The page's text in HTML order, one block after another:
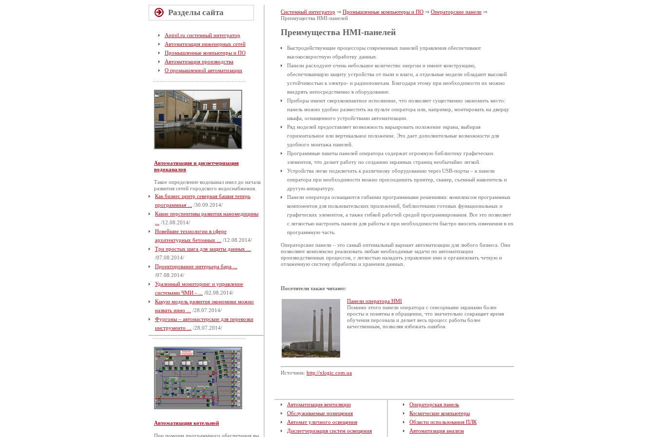
Разделы сайта
Antrel.ru системный интегратор
Автоматизация инженерных сетей
Промышленные компьютеры и ПО
Автоматизация производства
О промышленной автоматизации
Автоматизация и диспетчеризация
водоканалов
Такое определение водоканал имел до начала
развития сетей городского водоснабжения.
Как бизнес центр северная башня теперь
программная ...
/30.09.2014/
Какие перспективы развития наномедицины
/12.08.2014/
Новейшие технологии в сфере
архитектурных бетонных ...
/12.08.2014/
Три простых шага для защиты данных ...
/07.08.2014/
Проектирование интерьера бара ...
/07.08.2014/
Удаленный мониторинг и управление
системами ЧМИ - ...
/02.08.2014/
Какую модель развития экономики можно
назвать инно ...
/28.07.2014/
Фургоны – автомастерские для перевозки
инструменто ...
/28.07.2014/
Автоматизация котельной
При помощи программного обеспечения вы
Системный интегратор ⇒ Промышленные компьютеры и ПО ⇒ Операторские панели ⇒
Преимущества HMI-панелей
Преимущества HMI-панелей
Быстродействующие процессоры современных панелей управления обеспечивают
высокоскоростную обработку данных.
Панели расходуют очень небольшое количество энергии и имеют конструкцию,
обеспечивающую защиту устройства от пыли и влаги, а отдельные модели обладают высокой
устойчивостью к электро- и радиопомехам. Благодаря этому при необходимости их можно
внедрять непосредственно в оборудование.
Приборы имеют сверхкомпактное исполнение, что позволяет существенно экономить место:
панель можно удобно разместить на пульте оператора или, например, монтировать на дверцу
шкафа, оснащенного устройствами автоматизации.
Ряд моделей предоставляет возможность варьировать положение экрана, выбирая
горизонтальное или вертикальное положение. Это дает дополнительные возможности для
удобного монтажа панелей.
Программные пакеты панелей оператора содержат огромную библиотеку графических
элементов, что делает работу по созданию экранных страниц необычайно легкой.
Устройства легко подключить к различному оборудованию через USB-порты – к панели
оператора при необходимости можно присоединить принтер, сканер, съемный накопитель и
другую аппаратуру.
Панели оператора оснащаются гибкими программными решениями: комплексом программных
компонентов для пользовательских приложений, библиотеками готовых функциональных и
графических элементов, а также гибкой рабочей средой программирования. Все это позволяет
с легкостью настроить панели для работы и при необходимости быстро вносить изменения в их
программную часть.
Операторские панели – это самый оптимальный вариант автоматизации для любого бизнеса. Они
позволяют комплексно реализовать любые необходимые задачи по автоматизации
производственных процессов, с легкостью наладить управление ими и организовать четкую и
отлаженную систему обработки и хранения данных.
Посетители также читают:
Панели оператора HMI
Помимо этого панели оператора с сенсорными экранами более
просты и понятны в обращении, что значительно сокращает время
обучения персонала и делает весь процесс работы более
качественным, позволяя избежать ошибок
Источник: http://xlogic.com.ua
Автоматизация вентиляции
Обслуживаемые помещения
Автомат уличного освещения
Диспетчеризация систем освещения
Операторская панель
Космические компьютеры
Области использования ПЛК
Автоматизация анализа